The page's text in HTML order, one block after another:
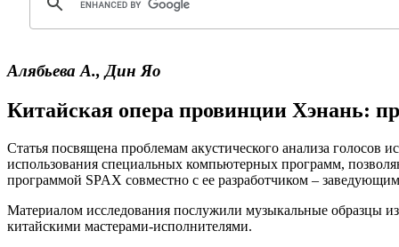
Алябьева А., Дин Яо
Китайская опера провинции Хэнань:
Статья посвящена проблемам акустического анализа
использования специальных компьютерных программ,
программой SPAX совместно с ее разработчиком –
Материалом исследования послужили музыкальные образцы
китайскими мастерами-исполнителями.